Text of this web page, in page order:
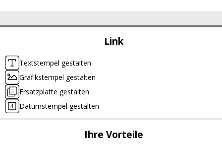
Link
Textstempel gestalten
Grafikstempel gestalten
Ersatzplatte gestalten
Datumstempel gestalten
Ihre Vorteile